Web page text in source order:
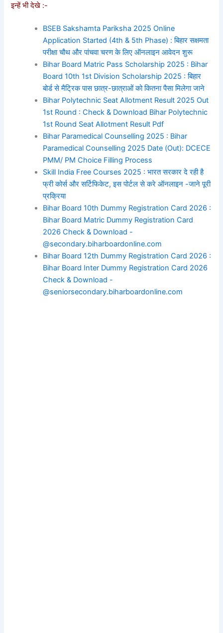
इन्हें भी देखे :-
BSEB Sakshamta Pariksha 2025 Online
Application Started (4th & 5th Phase) : बिहार सक्षमता
परीक्षा चौथ और पांचवा चरण के लिए ऑनलाइन आवेदन शुरू
Bihar Board Matric Pass Scholarship 2025 : Bihar
Board 10th 1st Division Scholarship 2025 : बिहार
बोर्ड से मैट्रिक पास छात्र-छात्राओं को कितना पैसा मिलेगा जाने
Bihar Polytechnic Seat Allotment Result 2025 Out
1st Round : Check & Download Bihar Polytechnic
1st Round Seat Allotment Result Pdf
Bihar Paramedical Counselling 2025 : Bihar
Paramedical Counselling 2025 Date (Out): DCECE
PMM/ PM Choice Filling Process
Skill India Free Courses 2025 : भारत सरकार दे रही है
फ्री कोर्स और सर्टिफिकेट, इस पोर्टल से करे ऑनलाइन -जाने पूरी
प्रक्रिया
Bihar Board 10th Dummy Registration Card 2026 :
Bihar Board Matric Dummy Registration Card
2026 Check & Download -
@secondary.biharboardonline.com
Bihar Board 12th Dummy Registration Card 2026 :
Bihar Board Inter Dummy Registration Card 2026
Check & Download -
@seniorsecondary.biharboardonline.com